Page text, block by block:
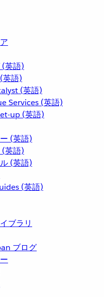
(英語)
語)
(英語)
Services (英語)
up (英語)
(英語)
(英語)
(英語)
(英語)
ブラリ
ブログ